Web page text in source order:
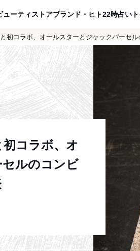
ューティ ストアブランド・ヒト22時占い
初コラボ、オールスターとジャックパーセ
コラボ、オ
ルのコンビ